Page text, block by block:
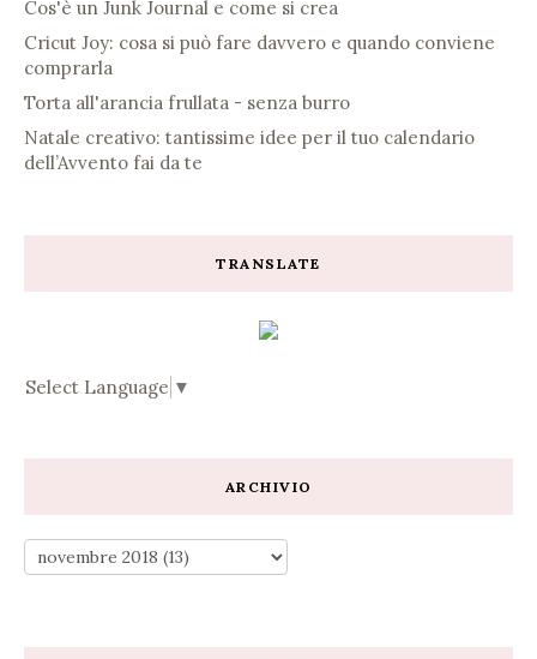
Cos'è un Junk Journal e come si crea
Cricut Joy: cosa si può fare davvero e quando conviene
comprarla
Torta all'arancia frullata - senza burro
Natale creativo: tantissime idee per il tuo calendario
dell’Avvento fai da te
TRANSLATE
Select Language ▼
ARCHIVIO